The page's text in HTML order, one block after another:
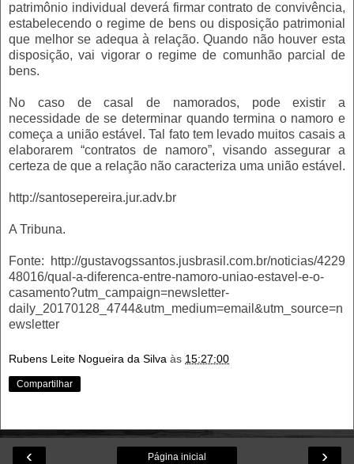
patrimônio individual deverá firmar contrato de convivência,
estabelecendo o regime de bens ou disposição patrimonial
que melhor se adequa à relação. Quando não houver esta
disposição, vai vigorar o regime de comunhão parcial de
bens.
No caso de casal de namorados, pode existir a
necessidade de se determinar quando termina o namoro e
começa a união estável. Tal fato tem levado muitos casais a
elaborarem “contratos de namoro”, visando assegurar a
certeza de que a relação não caracteriza uma união estável.
http://santosepereira.jur.adv.br
A Tribuna.
Fonte: http://gustavogssantos.jusbrasil.com.br/noticias/4229
48016/qual-a-diferenca-entre-namoro-uniao-estavel-e-o-
casamento?utm_campaign=newsletter-
daily_20170128_4744&utm_medium=email&utm_source=n
ewsletter
Rubens Leite Nogueira da Silva às 15:27:00
Compartilhar
‹ ›
Página inicial